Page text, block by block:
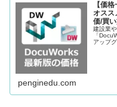
【価
オスス
価/買
建設業
「
アップ
penginedu.com